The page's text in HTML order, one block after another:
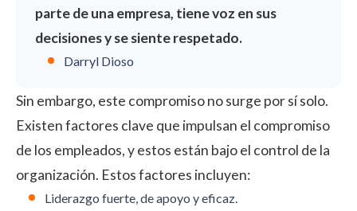
parte de una empresa, tiene voz en sus
decisiones y se siente respetado.
Darryl Dioso
Sin embargo, este compromiso no surge por sí solo.
Existen factores clave que impulsan el compromiso
de los empleados, y estos están bajo el control de la
organización. Estos factores incluyen:
Liderazgo fuerte, de apoyo y eficaz.